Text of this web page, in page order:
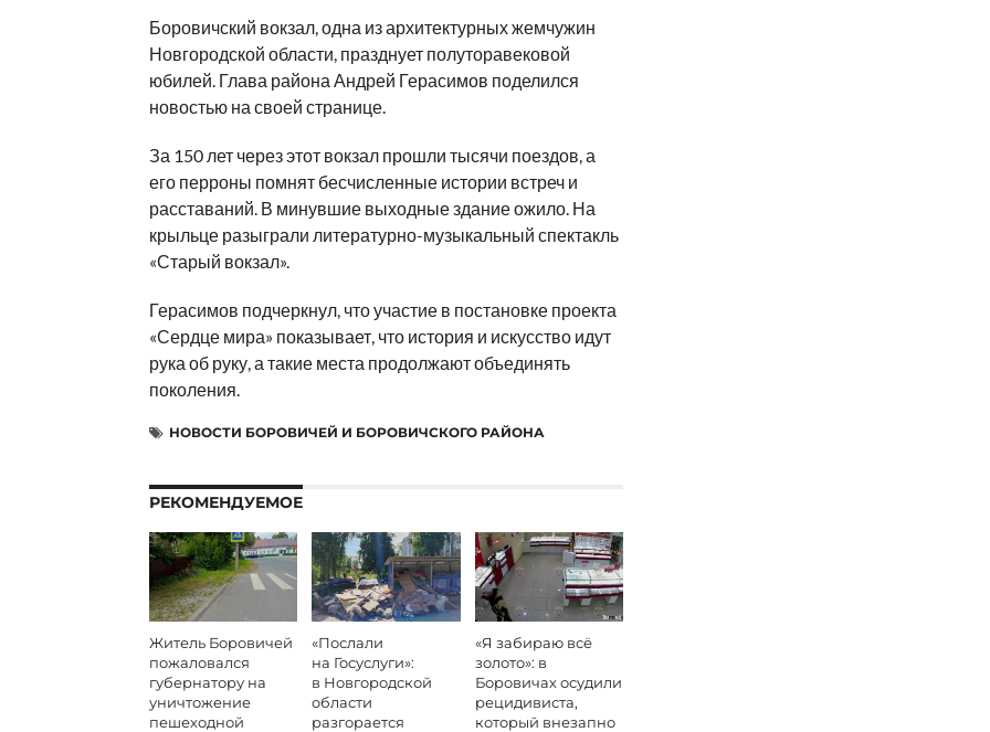
Боровичский вокзал, одна из архитектурных жемчужин
Новгородской области, празднует полуторавековой
юбилей. Глава района Андрей Герасимов поделился
новостью на своей странице.
За 150 лет через этот вокзал прошли тысячи поездов, а
его перроны помнят бесчисленные истории встреч и
расставаний. В минувшие выходные здание ожило. На
крыльце разыграли литературно-музыкальный спектакль
«Старый вокзал».
Герасимов подчеркнул, что участие в постановке проекта
«Сердце мира» показывает, что история и искусство идут
рука об руку, а такие места продолжают объединять
поколения.
НОВОСТИ БОРОВИЧЕЙ И БОРОВИЧСКОГО РАЙОНА
РЕКОМЕНДУЕМОЕ
Житель Боровичей
пожаловался
губернатору на
уничтожение
пешеходной
«Послали
на Госуслуги»:
в Новгородской
области
разгорается
«Я забираю всё
золото»: в
Боровичах осудили
рецидивиста,
который внезапно